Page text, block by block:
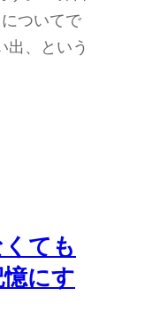
ついてで
出、という
ても
にす